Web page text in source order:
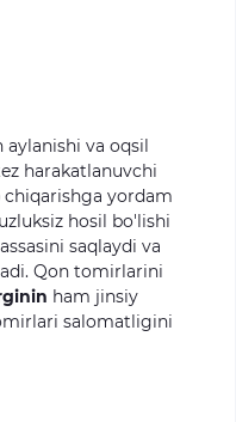
aylanishi va oqsil
harakatlanuvchi
chiqarishga yordam
uzluksiz hosil bo'lishi
saqlaydi va
Qon tomirlarini
ham jinsiy
salomatligini